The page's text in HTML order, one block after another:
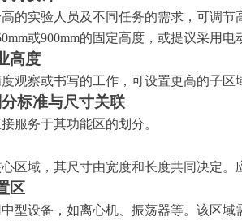
的实验人员及不同任务的需求，可调节
或900mm的固定高度，或提议采用电
高度
观察或书写的工作，可设置更高的子区
标准与尺寸关联
服务于其功能区的划分。
区域，其尺寸由宽度和长度共同决定
区
型设备，如离心机、振荡器等。该区